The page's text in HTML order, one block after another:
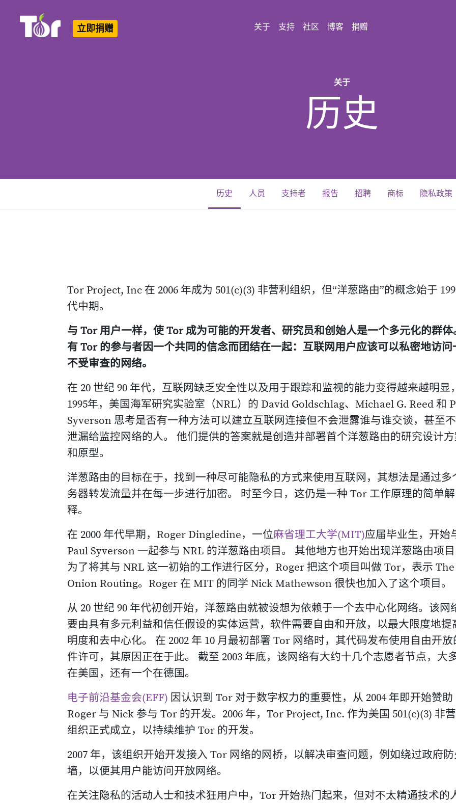
立即捐赠 关于 支持 社区 博客 捐赠
关于
历史
历史 (current)
人员 支持者 报告 招聘 商标 隐私政策
Tor Project, Inc 在 2006 年成为 501(c)(3) 非营利组织，但“洋葱路由”的概念始于
代中期。
与 Tor 用户一样，使 Tor 成为可能的开发者、研究员和创始人是一个多元化的群体
有 Tor 的参与者因一个共同的信念而团结在一起：互联网用户应该可以私密地访问
不受审查的网络。
在 20 世纪 90 年代，互联网缺乏安全性以及用于跟踪和监视的能力变得越来越明显，
1995年，美国海军研究实验室（NRL）的 David Goldschlag、Michael G. Reed 和
Syverson 思考是否有一种方法可以建立互联网连接但不会泄露谁与谁交谈，甚至
泄漏给监控网络的人。 他们提供的答案就是创造并部署首个洋葱路由的研究设计
和原型。
洋葱路由的目标在于，找到一种尽可能隐私的方式来使用互联网，其想法是通过多
务器转发流量并在每一步进行加密。 时至今日，这仍是一种 Tor 工作原理的简单解
释。
在 2000 年代早期，Roger Dingledine，一位麻省理工大学(MIT)应届毕业生，开始
Paul Syverson 一起参与 NRL 的洋葱路由项目。 其他地方也开始出现洋葱路由项目
为了将其与 NRL 这一初始的工作进行区分，Roger 把这个项目叫做 Tor，表示 The
Onion Routing。Roger 在 MIT 的同学 Nick Mathewson 很快也加入了这个项目。
从 20 世纪 90 年代初创开始，洋葱路由就被设想为依赖于一个去中心化网络。该网
要由具有多元利益和信任假设的实体运营，软件需要自由和开放，以最大限度地提
明度和去中心化。 在 2002 年 10 月最初部署 Tor 网络时，其代码发布使用自由开放
件许可，其原因正在于此。 截至 2003 年底，该网络有大约十几个志愿者节点，大
在美国，还有一个在德国。
电子前沿基金会(EFF) 因认识到 Tor 对于数字权力的重要性，从 2004 年即开始赞助
Roger 与 Nick 参与 Tor 的开发。2006 年，Tor Project, Inc. 作为美国 501(c)(3) 非
组织正式成立，以持续维护 Tor 的开发。
2007 年，该组织开始开发接入 Tor 网络的网桥，以解决审查问题，例如绕过政府防
墙，以便其用户能访问开放网络。
在关注隐私的活动人士和技术狂用户中，Tor 开始热门起来，但对不太精通技术的